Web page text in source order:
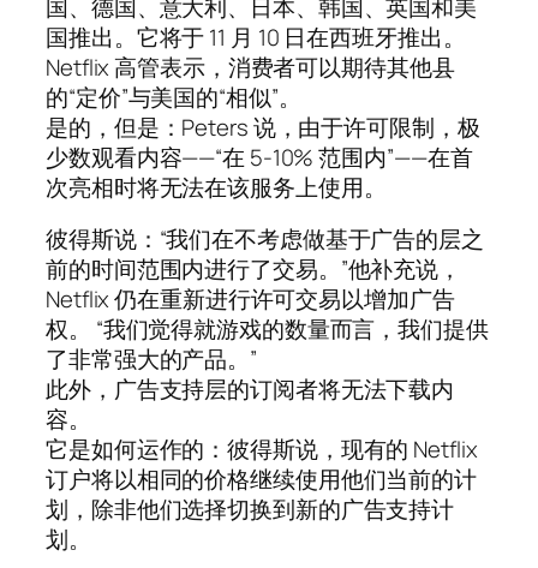
国、德国、意大利、日本、韩国、英国和美
国推出。它将于 11 月 10 日在西班牙推出。
Netflix 高管表示，消费者可以期待其他县
的“定价”与美国的“相似”。
是的，但是：Peters 说，由于许可限制，极
少数观看内容——“在 5-10% 范围内”——在首
次亮相时将无法在该服务上使用。
彼得斯说：“我们在不考虑做基于广告的层之
前的时间范围内进行了交易。”他补充说，
Netflix 仍在重新进行许可交易以增加广告
权。 “我们觉得就游戏的数量而言，我们提供
了非常强大的产品。”
此外，广告支持层的订阅者将无法下载内
容。
它是如何运作的：彼得斯说，现有的 Netflix
订户将以相同的价格继续使用他们当前的计
划，除非他们选择切换到新的广告支持计
划。